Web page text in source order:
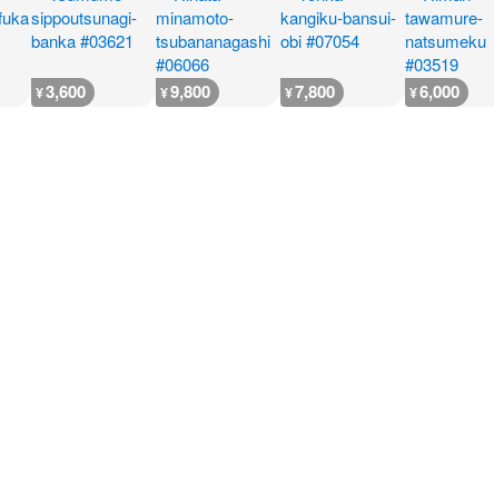
¥3,600 ¥9,800 ¥7,800 ¥6,000